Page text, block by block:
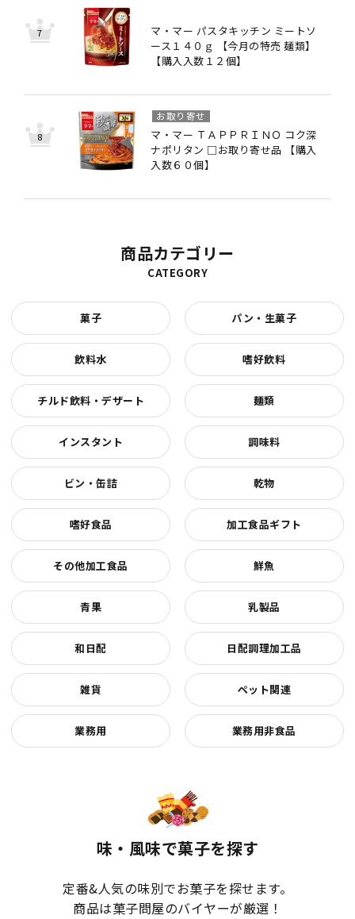
マ・マー パスタキッチン ミートソ
ース１４０ｇ 【今月の特売 麺類】
【購入入数１２個】
マ・マー ＴＡＰＰＲＩＮＯ コク深
ナポリタン □お取り寄せ品 【購入
入数６０個】
お取り寄せ
商品カテゴリー
CATEGORY
菓子 パン・生菓子
飲料水 嗜好飲料
チルド飲料・デザート 麺類
インスタント 調味料
ビン・缶詰 乾物
嗜好食品 加工食品ギフト
その他加工食品 鮮魚
青果 乳製品
和日配 日配調理加工品
雑貨 ペット関連
業務用 業務用非食品
味・風味で菓子を探す
定番&人気の味別でお菓子を探せます。
商品は菓子問屋のバイヤーが厳選！